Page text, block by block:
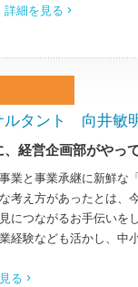
詳細を見る
ルタント 向井
経営企画部がやっ
業と事業承継に新鮮な
な考え方があったとは
につながるお手伝いを
経験なども活かし、中
る